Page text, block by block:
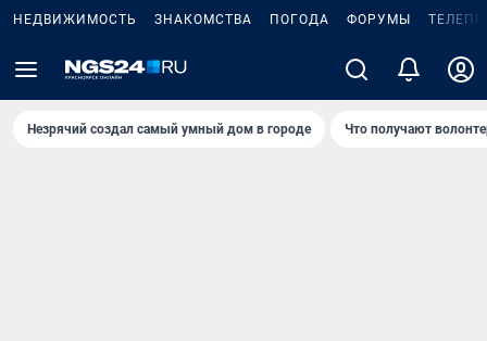
НЕДВИЖИМОСТЬ ЗНАКОМСТВА ПОГОДА ФОРУМЫ
Незрячий создал самый умный дом в городе Что получают